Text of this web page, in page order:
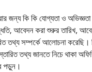
জন্য কি কি যোগ্যতা ও
আবেদন করা শুরুর তারিখ,
তথ্য সম্পর্কে আলোচনা করেছি।
তথ্য জানতে নিচে থাকা
পড়ুন।